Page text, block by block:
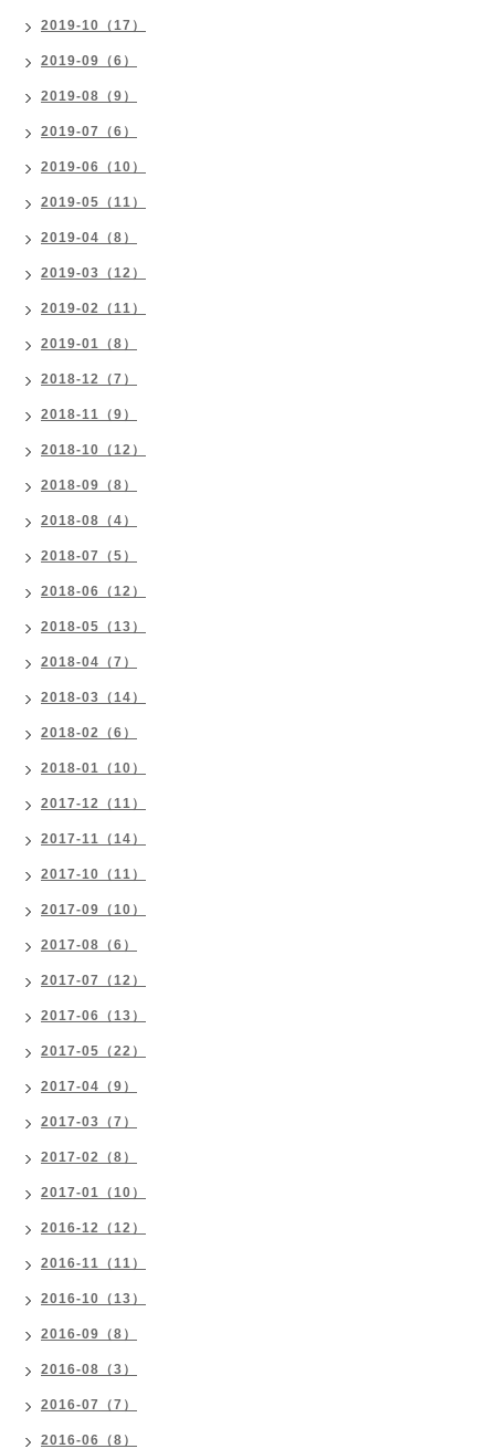
2019-10（17）
2019-09（6）
2019-08（9）
2019-07（6）
2019-06（10）
2019-05（11）
2019-04（8）
2019-03（12）
2019-02（11）
2019-01（8）
2018-12（7）
2018-11（9）
2018-10（12）
2018-09（8）
2018-08（4）
2018-07（5）
2018-06（12）
2018-05（13）
2018-04（7）
2018-03（14）
2018-02（6）
2018-01（10）
2017-12（11）
2017-11（14）
2017-10（11）
2017-09（10）
2017-08（6）
2017-07（12）
2017-06（13）
2017-05（22）
2017-04（9）
2017-03（7）
2017-02（8）
2017-01（10）
2016-12（12）
2016-11（11）
2016-10（13）
2016-09（8）
2016-08（3）
2016-07（7）
2016-06（8）